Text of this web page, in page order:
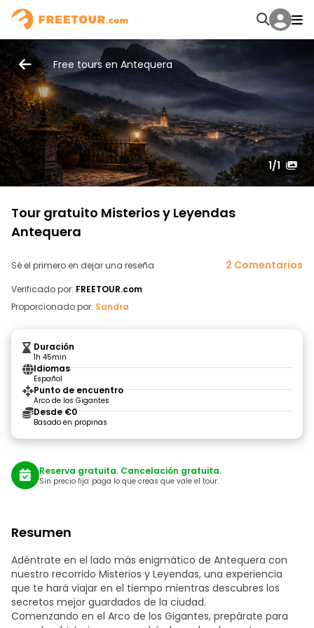
Free tours en Antequera
1/1
Tour gratuito Misterios y Leyendas
Antequera
Sé el primero en dejar una reseña 2 Comentarios
Verificado por: FREETOUR.com
Proporcionado por: Sandra
Duración
1h 45min
Idiomas
Español
Punto de encuentro
Arco de los Gigantes
Desde €0
Basado en propinas
Reserva gratuita. Cancelación gratuita.
Sin precio fijo: paga lo que creas que vale el tour.
Resumen
Adéntrate en el lado más enigmático de Antequera con
nuestro recorrido Misterios y Leyendas, una experiencia
que te hará viajar en el tiempo mientras descubres los
secretos mejor guardados de la ciudad.
Comenzando en el Arco de los Gigantes, prepárate para